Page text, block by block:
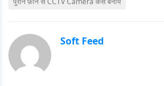
Soft Feed